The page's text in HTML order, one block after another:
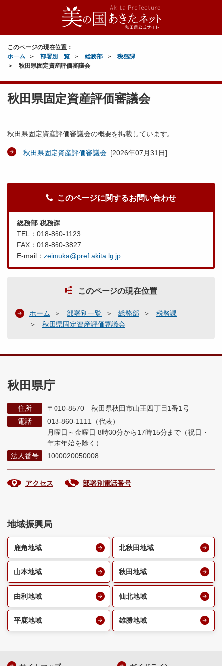
このページの現在位置：
ホーム
部署別一覧 総務部
税務課
秋田県固定資産評価審議会
秋田県固定資産評価審議会
秋田県固定資産評価審議会の概要を掲載しています。
秋田県固定資産評価審議会 [2026年07月31日]
このページに関するお問い合わせ
総務部 税務課
TEL：018-860-1123
FAX：018-860-3827
E-mail： zeimuka@pref.akita.lg.jp
このページの現在位置
ホーム 部署別一覧 総務部
税務課
秋田県固定資産評価審議会
秋田県庁
住所
〒010-8570 秋田県秋田市山王四丁目1番1号
電話
018-860-1111（代表）
月曜日～金曜日 8時30分から17時15分まで （祝日・
年末年始を除く）
法人番号
1000020050008
アクセス 部署別電話番号
地域振興局
鹿角地域 北秋田地域
山本地域 秋田地域
由利地域 仙北地域
平鹿地域 雄勝地域